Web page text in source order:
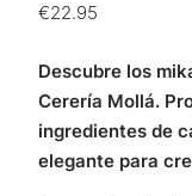
€22.95
Descubre los
Cerería Mollá.
ingredientes de
elegante para